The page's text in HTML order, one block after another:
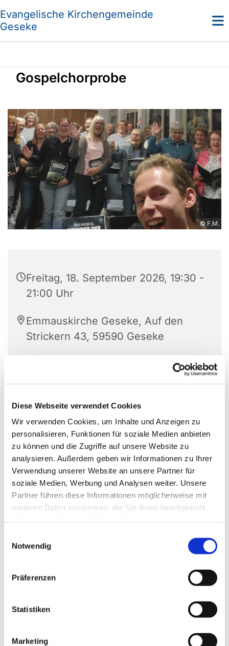
Diese Webseite verwendet Cookies
Wir verwenden Cookies, um Inhalte und Anzeigen zu
personalisieren, Funktionen für soziale Medien anbieten
zu können und die Zugriffe auf unsere Website zu
analysieren. Außerdem geben wir Informationen zu Ihrer
Verwendung unserer Website an unsere Partner für
soziale Medien, Werbung und Analysen weiter. Unsere
Partner führen diese Informationen möglicherweise mit
weiteren Daten zusammen, die Sie ihnen bereitgestellt
Notwendig
Präferenzen
Statistiken
Marketing
Evangelische Kirchengemeinde
Geseke
Gospelchorprobe
© F.M.
Freitag, 18. September 2026, 19:30 -
21:00 Uhr
Emmauskirche Geseke, Auf den
Strickern 43, 59590 Geseke